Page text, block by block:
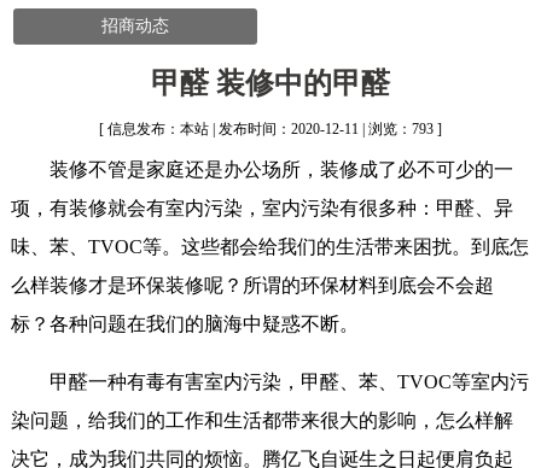
招商动态
甲醛 装修中的甲醛
[ 信息发布：本站 | 发布时间：2020-12-11 | 浏览：793 ]
装修不管是家庭还是办公场所，装修成了必不可少的一
项，有装修就会有室内污染，室内污染有很多种：甲醛、异
味、苯、TVOC等。这些都会给我们的生活带来困扰。到底怎
么样装修才是环保装修呢？所谓的环保材料到底会不会超
标？各种问题在我们的脑海中疑惑不断。
甲醛一种有毒有害室内污染，甲醛、苯、TVOC等室内污
染问题，给我们的工作和生活都带来很大的影响，怎么样解
决它，成为我们共同的烦恼。腾亿飞自诞生之日起便肩负起